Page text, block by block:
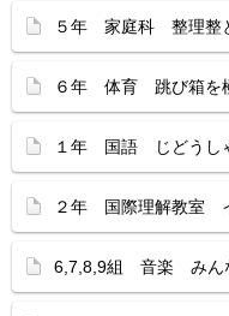
５年 家庭科 整理整
６年 体育 跳び箱を
１年 国語 じどうし
２年 国際理解教室
6,7,8,9組 音楽 みん